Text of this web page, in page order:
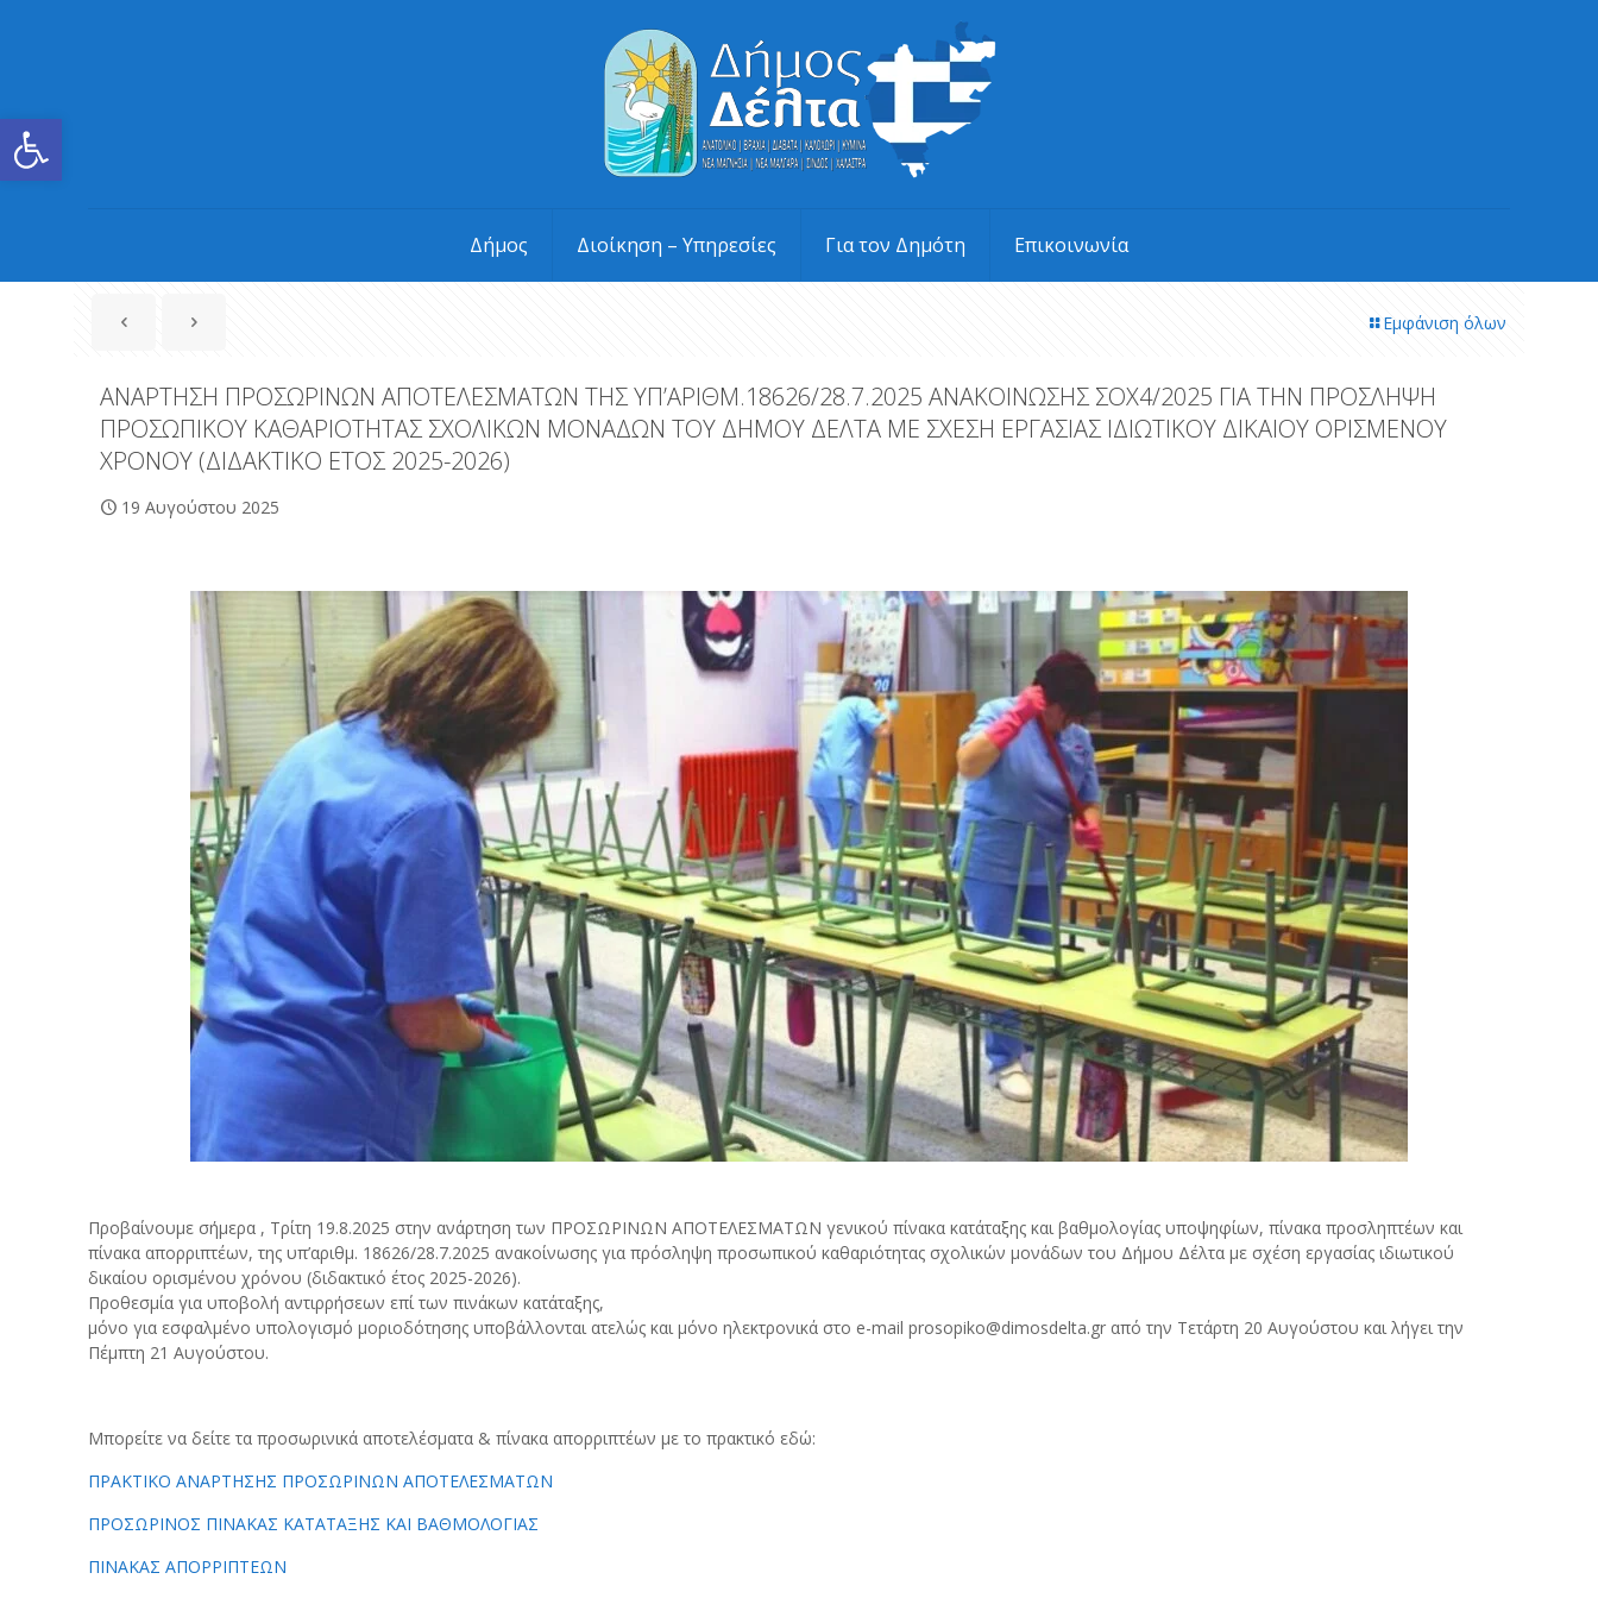
Ανοίξτε τη γραμμή εργαλείων
Δήμος Διοίκηση – Υπηρεσίες Για τον Δημότη Επικοινωνία
Εμφάνιση όλων
ΑΝΑΡΤΗΣΗ ΠΡΟΣΩΡΙΝΩΝ ΑΠΟΤΕΛΕΣΜΑΤΩΝ ΤΗΣ ΥΠ’ΑΡΙΘΜ.18626/28.7.2025 ΑΝΑΚΟΙΝΩΣΗΣ ΣΟΧ4/2025 ΓΙΑ ΤΗΝ ΠΡΟΣΛΗΨΗ
ΠΡΟΣΩΠΙΚΟΥ ΚΑΘΑΡΙΟΤΗΤΑΣ ΣΧΟΛΙΚΩΝ ΜΟΝΑΔΩΝ ΤΟΥ ΔΗΜΟΥ ΔΕΛΤΑ ΜΕ ΣΧΕΣΗ ΕΡΓΑΣΙΑΣ ΙΔΙΩΤΙΚΟΥ ΔΙΚΑΙΟΥ ΟΡΙΣΜΕΝΟΥ
ΧΡΟΝΟΥ (ΔΙΔΑΚΤΙΚΟ ΕΤΟΣ 2025-2026)
19 Αυγούστου 2025
Προβαίνουμε σήμερα , Τρίτη 19.8.2025 στην ανάρτηση των ΠΡΟΣΩΡΙΝΩΝ ΑΠΟΤΕΛΕΣΜΑΤΩΝ γενικού πίνακα κατάταξης και βαθμολογίας υποψηφίων, πίνακα προσληπτέων και
πίνακα απορριπτέων, της υπ’αριθμ. 18626/28.7.2025 ανακοίνωσης για πρόσληψη προσωπικού καθαριότητας σχολικών μονάδων του Δήμου Δέλτα με σχέση εργασίας ιδιωτικού
δικαίου ορισμένου χρόνου (διδακτικό έτος 2025-2026).
Προθεσμία για υποβολή αντιρρήσεων επί των πινάκων κατάταξης,
μόνο για εσφαλμένο υπολογισμό μοριοδότησης υποβάλλονται ατελώς και μόνο ηλεκτρονικά στο e-mail prosopiko@dimosdelta.gr από την Τετάρτη 20 Αυγούστου και λήγει την
Πέμπτη 21 Αυγούστου.
Μπορείτε να δείτε τα προσωρινικά αποτελέσματα & πίνακα απορριπτέων με το πρακτικό εδώ:
ΠΡΑΚΤΙΚΟ ΑΝΑΡΤΗΣΗΣ ΠΡΟΣΩΡΙΝΩΝ ΑΠΟΤΕΛΕΣΜΑΤΩΝ
ΠΡΟΣΩΡΙΝΟΣ ΠΙΝΑΚΑΣ ΚΑΤΑΤΑΞΗΣ ΚΑΙ ΒΑΘΜΟΛΟΓΙΑΣ
ΠΙΝΑΚΑΣ ΑΠΟΡΡΙΠΤΕΩΝ